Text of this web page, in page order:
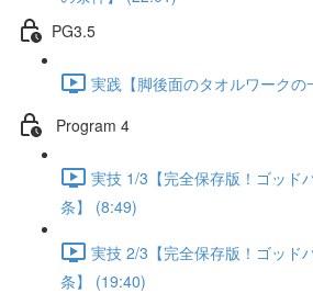
PG3.5
実践【脚後面のタオルワーク
Program 4
実技 1/3【完全保存版！ゴッド
条】 (8:49)
実技 2/3【完全保存版！ゴッド
条】 (19:40)